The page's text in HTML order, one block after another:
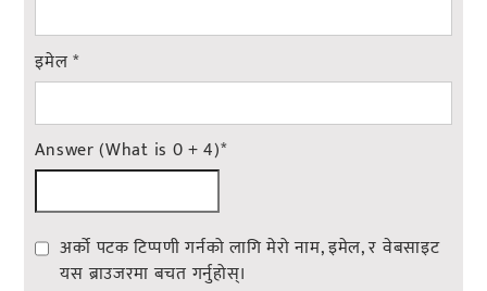
इमेल*
Answer (What is 0 + 4)*
अर्को पटक टिप्पणी गर्नको लागि मेरो नाम, इमेल, र वेबसाइट
यस ब्राउजरमा बचत गर्नुहोस्।